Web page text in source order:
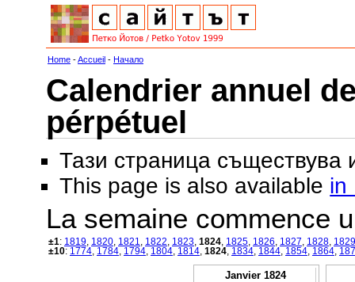
Home -Accueil - Начало
Calendrier annuel
pérpétuel
Тази страница съществува
This page is also available in
La semaine commence
±1: 1819 1820 1821 1822 1823 1824 1825 1826 1827 1828 1829
±10: 1774 1784 1794 1804 1814 1824 1834 1844 1854 1864
Janvier 1824